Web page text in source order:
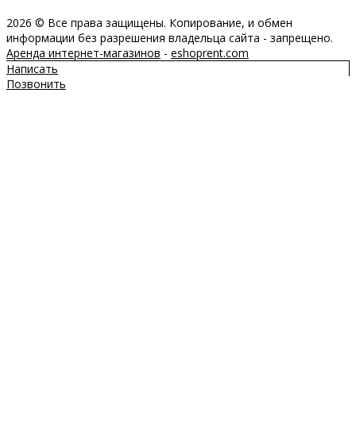
2026 © Все права защищены. Копирование, и обмен
информации без разрешения владельца сайта - запрещено.
Аренда интернет-магазинов - eshoprent.com
Написать
Позвонить